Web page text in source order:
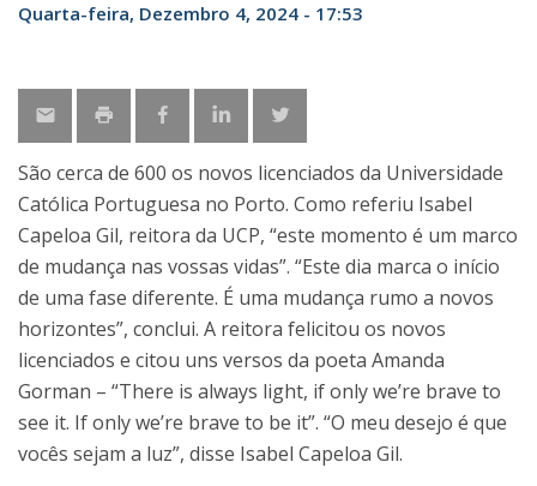
Quarta-feira, Dezembro 4, 2024 - 17:53
São cerca de 600 os novos licenciados da Universidade
Católica Portuguesa no Porto. Como referiu Isabel
Capeloa Gil, reitora da UCP, “este momento é um marco
de mudança nas vossas vidas”. “Este dia marca o início
de uma fase diferente. É uma mudança rumo a novos
horizontes”, conclui. A reitora felicitou os novos
licenciados e citou uns versos da poeta Amanda
Gorman – “There is always light, if only we’re brave to
see it. If only we’re brave to be it”. “O meu desejo é que
vocês sejam a luz”, disse Isabel Capeloa Gil.